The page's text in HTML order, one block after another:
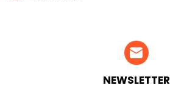
NEWSLETTER